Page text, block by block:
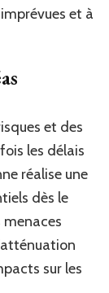
et à
et des
les délais
réalise une
dès le
sur les